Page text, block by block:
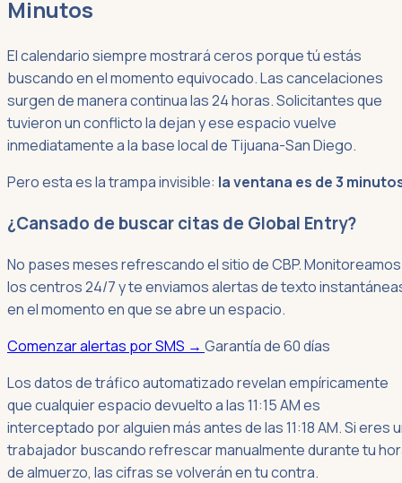
Minutos
El calendario siempre mostrará ceros porque tú estás
buscando en el momento equivocado. Las cancelaciones
surgen de manera continua las 24 horas. Solicitantes que
tuvieron un conflicto la dejan y ese espacio vuelve
inmediatamente a la base local de Tijuana-San Diego.
Pero esta es la trampa invisible: la ventana es de 3
¿Cansado de buscar citas de Global Entry?
No pases meses refrescando el sitio de CBP. Monitoreamos
los centros 24/7 y te enviamos alertas de texto
en el momento en que se abre un espacio.
Comenzar alertas por SMS → Garantía de 60 días
Los datos de tráfico automatizado revelan empíricamente
que cualquier espacio devuelto a las 11:15 AM es
interceptado por alguien más antes de las 11:18 AM. Si eres
trabajador buscando refrescar manualmente durante tu
de almuerzo, las cifras se volverán en tu contra.